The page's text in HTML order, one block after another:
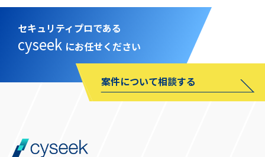
セキュリティプロである
cyseek にお任せください
案件について相談する